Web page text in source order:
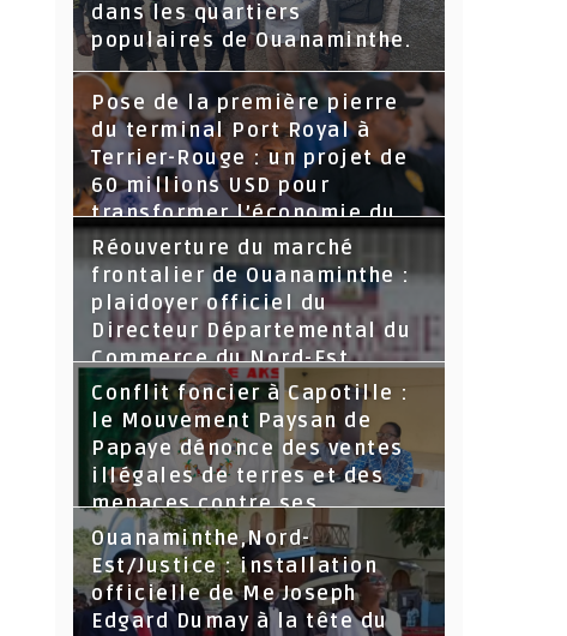
dans les quartiers
populaires de Ouanaminthe.
Pose de la première pierre
du terminal Port Royal à
Terrier-Rouge : un projet de
60 millions USD pour
transformer l’économie du
Nord-Est
Réouverture du marché
frontalier de Ouanaminthe :
plaidoyer officiel du
Directeur Départemental du
Commerce du Nord-Est.
Conflit foncier à Capotille :
le Mouvement Paysan de
Papaye dénonce des ventes
illégales de terres et des
menaces contre ses
dirigeants
Ouanaminthe,Nord-
Est/Justice : installation
officielle de Me Joseph
Edgard Dumay à la tête du